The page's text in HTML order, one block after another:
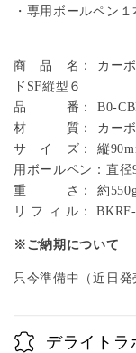
ン
タ
ン
縦
型
６
数
量
減
タ
増
・専用ボールペン１
商 品 名： カーボ
ドSF縦型６
品 番： B0-
材 質： カーボン
サ イ ズ： 縦
用ボールペン：直
重 さ： 約
リ フ ィ ル：
※ご納期について
只今準備中（近日発
デライトラ